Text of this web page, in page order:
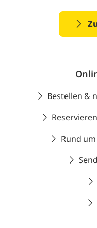
Bestellen &
Rund